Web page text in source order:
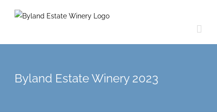
Byland Estate Winery 2023